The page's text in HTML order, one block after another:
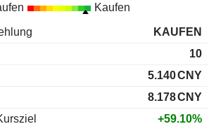
Kaufen
KAUFEN
10
5.140CNY
8.178CNY
+59.10%